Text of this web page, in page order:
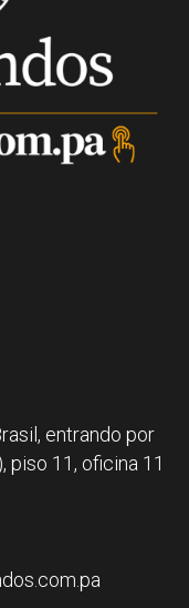
entrando por
piso 11, oficina 11